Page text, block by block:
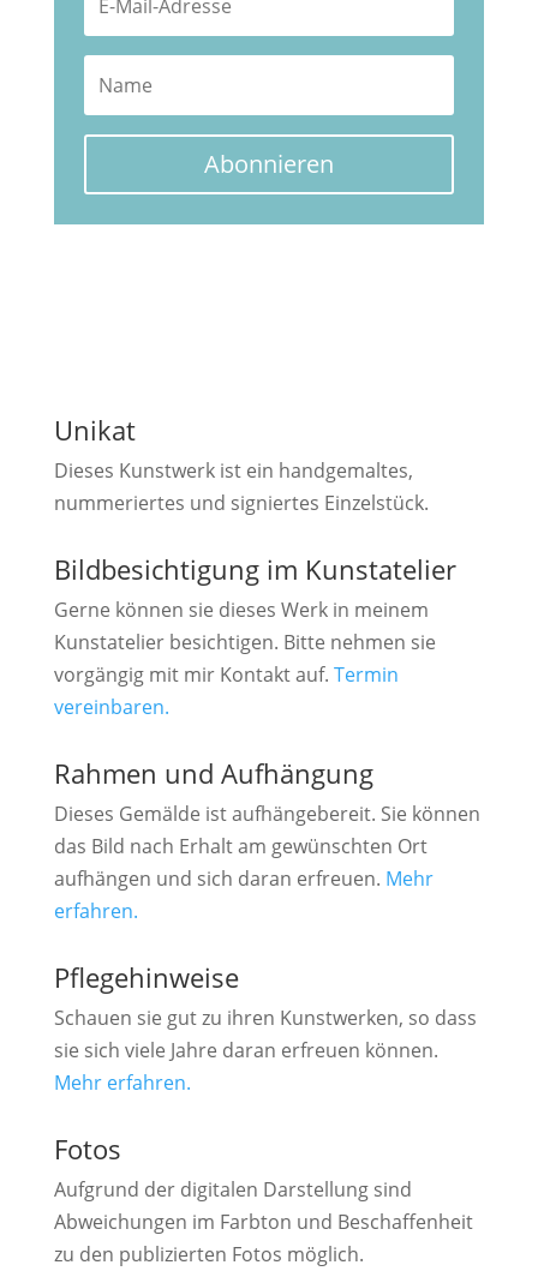
Abonnieren
Unikat
Dieses Kunstwerk ist ein handgemaltes,
nummeriertes und signiertes Einzelstück.
Bildbesichtigung im Kunstatelier
Gerne können sie dieses Werk in meinem
Kunstatelier besichtigen. Bitte nehmen sie
vorgängig mit mir Kontakt auf. Termin
vereinbaren.
Rahmen und Aufhängung
Dieses Gemälde ist aufhängebereit. Sie können
das Bild nach Erhalt am gewünschten Ort
aufhängen und sich daran erfreuen. Mehr
erfahren.
Pflegehinweise
Schauen sie gut zu ihren Kunstwerken, so dass
sie sich viele Jahre daran erfreuen können.
Mehr erfahren.
Fotos
Aufgrund der digitalen Darstellung sind
Abweichungen im Farbton und Beschaffenheit
zu den publizierten Fotos möglich.